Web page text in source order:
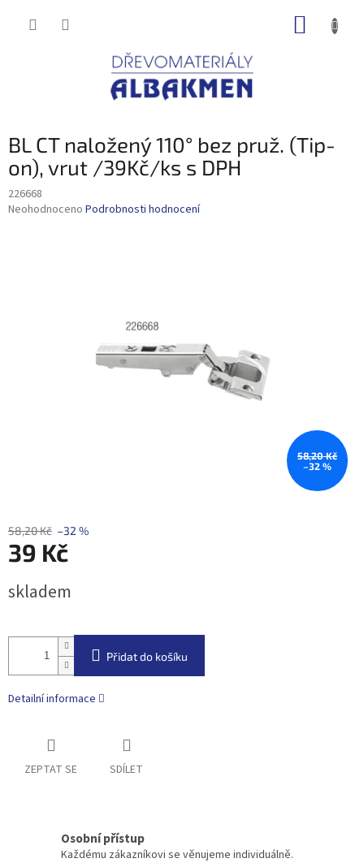
BL CT naložený 110° bez pruž. (Tip-
on), vrut /39Kč/ks s DPH
226668
Průměrné
Neohodnoceno Podrobnosti hodnocení
58,20 Kč
–32 %
58,20 Kč –32 %
39 Kč
cena:
skladem
Přidat do košíku
Detailní informace
ZEPTAT SE SDÍLET
Osobní přístup
Každému zákazníkovi se věnujeme individuálně.